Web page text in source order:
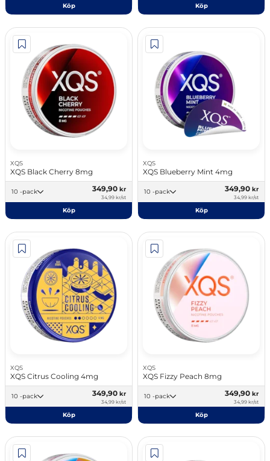
Köp Köp
XQS
XQS Black Cherry 8mg
10 -pack 349,90 kr
34,99 kr/st
Köp
XQS
XQS Blueberry Mint 4mg
10 -pack 349,90 kr
34,99 kr/st
Köp
XQS
XQS Citrus Cooling 4mg
10 -pack 349,90 kr
34,99 kr/st
Köp
XQS
XQS Fizzy Peach 8mg
10 -pack 349,90 kr
34,99 kr/st
Köp